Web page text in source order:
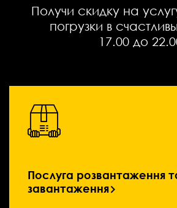
Получи скидку на
погрузки в
17.00 до
Послуга розвантаження
завантаження